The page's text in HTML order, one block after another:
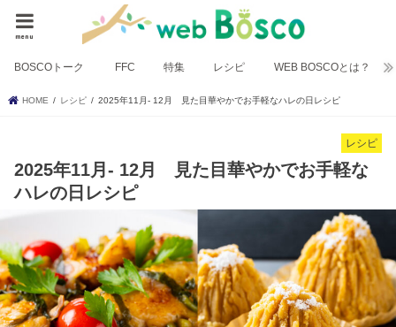
menu
BOSCOトーク FFC 特集 レシピ WEB BOSCOとは？
HOME レシピ 2025年11月- 12月 見た目華やかでお手軽なハレの日レシピ
レシピ
2025年11月- 12月 見た目華やかでお手軽な
ハレの日レシピ